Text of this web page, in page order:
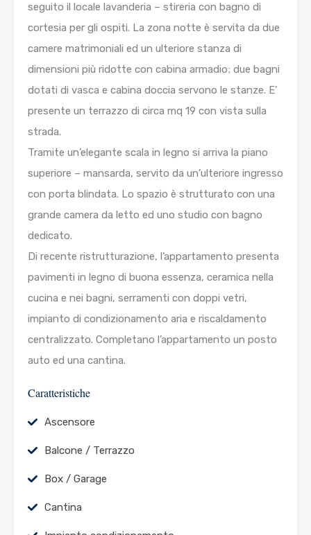
seguito il locale lavanderia – stireria con bagno di
cortesia per gli ospiti. La zona notte è servita da due
camere matrimoniali ed un ulteriore stanza di
dimensioni più ridotte con cabina armadio; due bagni
dotati di vasca e cabina doccia servono le stanze. E’
presente un terrazzo di circa mq 19 con vista sulla
strada.
Tramite un’elegante scala in legno si arriva la piano
superiore – mansarda, servito da un’ulteriore ingresso
con porta blindata. Lo spazio è strutturato con una
grande camera da letto ed uno studio con bagno
dedicato.
Di recente ristrutturazione, l’appartamento presenta
pavimenti in legno di buona essenza, ceramica nella
cucina e nei bagni, serramenti con doppi vetri,
impianto di condizionamento aria e riscaldamento
centralizzato. Completano l’appartamento un posto
auto ed una cantina.
Caratteristiche
Ascensore
Balcone / Terrazzo
Box / Garage
Cantina